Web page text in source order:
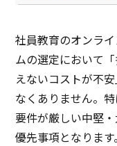
電話自動応答システム
永続版
モバイル端末対応
社員教育のオンラ
ムの選定において
えないコストが不
なくありません。
要件が厳しい中堅
優先事項となります。